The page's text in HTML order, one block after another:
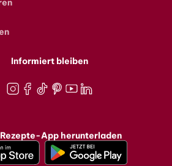
Informiert bleiben
App herunterladen